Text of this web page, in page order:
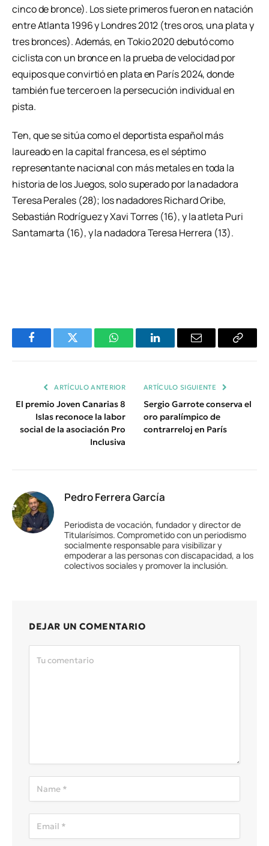
cinco de bronce). Los siete primeros fueron en natación
entre Atlanta 1996 y Londres 2012 (tres oros, una plata y
tres bronces). Además, en Tokio 2020 debutó como
ciclista con un bronce en la prueba de velocidad por
equipos que convirtió en plata en París 2024, donde
también fue tercero en la persecución individual en
pista.
Ten, que se sitúa como el deportista español más
laureado en la capital francesa, es el séptimo
representante nacional con más metales en toda la
historia de los Juegos, solo superado por la nadadora
Teresa Perales (28); los nadadores Richard Oribe,
Sebastián Rodríguez y Xavi Torres (16), y la atleta Puri
Santamarta (16), y la nadadora Teresa Herrera (13).
FacebookTwitter WhatsAppLinkedInEmail
Copiar
ARTÍCULO ANTERIOR
El premio Joven Canarias 8
Islas reconoce la labor
social de la asociación Pro
Inclusiva
ARTÍCULO SIGUIENTE
Sergio Garrote conserva el
oro paralímpico de
contrarreloj en París
Pedro Ferrera García
Periodista de vocación, fundador y director de
Titularísimos. Comprometido con un periodismo
socialmente responsable para visibilizar y
empoderar a las personas con discapacidad, a los
colectivos sociales y promover la inclusión.
DEJAR UN COMENTARIO